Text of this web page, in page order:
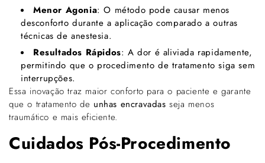
Menor Agonia: O método pode causar menos
desconforto durante a aplicação comparado a outras
técnicas de anestesia.
Resultados Rápidos: A dor é aliviada rapidamente,
permitindo que o procedimento de tratamento siga sem
interrupções.
Essa inovação traz maior conforto para o paciente e garante
que o tratamento de unhas encravadas seja menos
traumático e mais eficiente.
Cuidados Pós-Procedimento